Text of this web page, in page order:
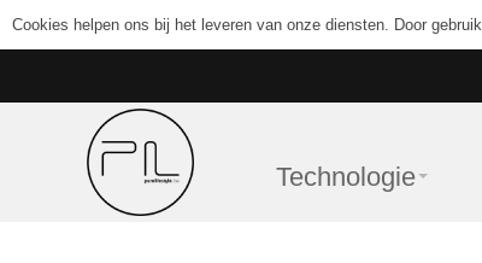
Cookies helpen ons bij het leveren van onze diensten. Door
Technologie